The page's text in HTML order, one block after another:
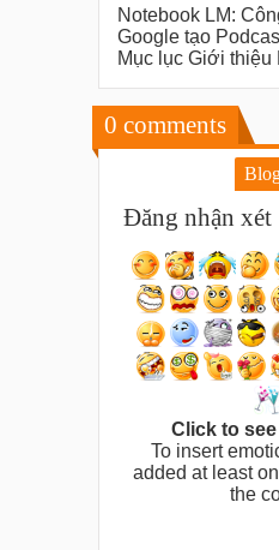
Notebook LM:
Google tạo
Mục lục Giới thiệu
0 comments
Đăng nhận xét
Click to
To insert
added at least
the